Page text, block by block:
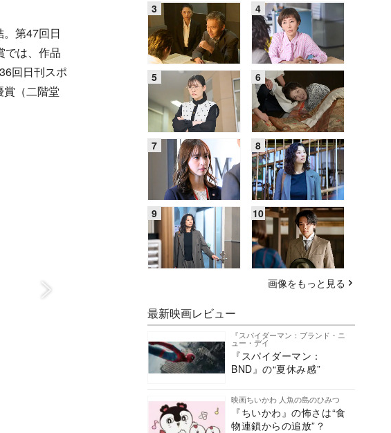
第47回日
では、作品
回日刊スポ
（二階堂
画像をもっと見る
最新映画レビュー
『スパイダーマン：ブランド・ニ
ュー・デイ
『スパイダーマン：
BND』の“夏休み感”
映画ちいかわ 人魚の島のひみつ
『ちいかわ』の怖さは“食
物連鎖からの追放”？